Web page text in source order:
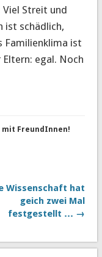
Viel Streit und
ist schädlich,
Familienklima ist
egal. Noch
FreundInnen!
Wissenschaft hat
geich zwei Mal
festgestellt … →